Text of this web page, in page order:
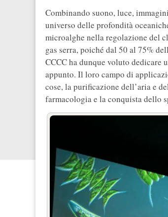
Combinando suono, luce,
universo delle profondità
microalghe nella regolazione del
gas serra, poiché dal 50 al 75%
CCCC ha dunque voluto
appunto. Il loro campo di
cose, la purificazione dell’aria e
farmacologia e la conquista dello